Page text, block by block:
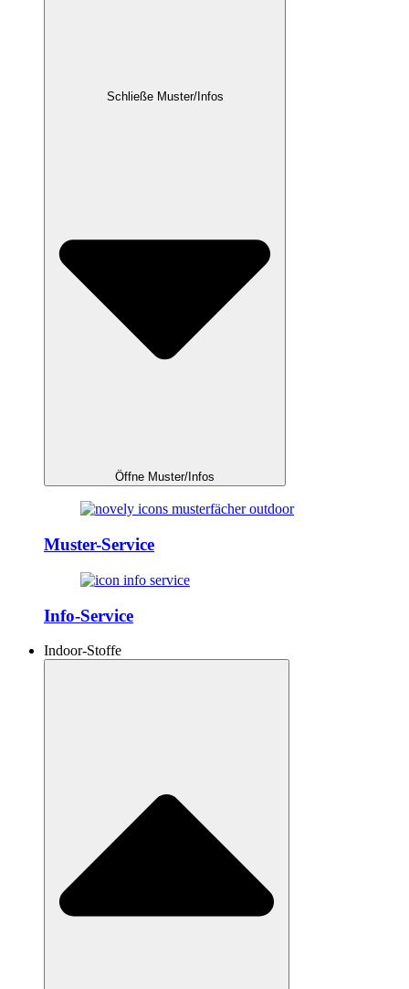
Schließe Muster/Infos
Öffne Muster/Infos
Muster-Service
Info-Service
Indoor-Stoffe